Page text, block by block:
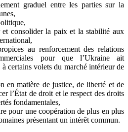
graduel entre les parties sur la
et consolider la paix et la stabilité aux
au renforcement des relations
pour que l’Ukraine ait
à certains volets du marché intérieur de
en matière de justice, de liberté et de
l’État de droit et le respect des droits
fondamentales,
pour une coopération de plus en plus
présentant un intérêt commun.